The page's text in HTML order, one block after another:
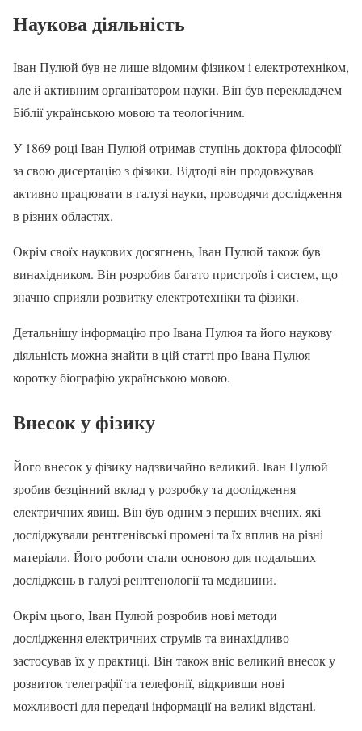
Наукова діяльність
Іван Пулюй був не лише відомим фізиком і електротехніком,
але й активним організатором науки. Він був перекладачем
Біблії українською мовою та теологічним.
У 1869 році Іван Пулюй отримав ступінь доктора філософії
за свою дисертацію з фізики. Відтоді він продовжував
активно працювати в галузі науки, проводячи дослідження
в різних областях.
Окрім своїх наукових досягнень, Іван Пулюй також був
винахідником. Він розробив багато пристроїв і систем, що
значно сприяли розвитку електротехніки та фізики.
Детальнішу інформацію про Івана Пулюя та його наукову
діяльність можна знайти в цій статті про Івана Пулюя
коротку біографію українською мовою.
Внесок у фізику
Його внесок у фізику надзвичайно великий. Іван Пулюй
зробив безцінний вклад у розробку та дослідження
електричних явищ. Він був одним з перших вчених, які
досліджували рентгенівські промені та їх вплив на різні
матеріали. Його роботи стали основою для подальших
досліджень в галузі рентгенології та медицини.
Окрім цього, Іван Пулюй розробив нові методи
дослідження електричних струмів та винахідливо
застосував їх у практиці. Він також вніс великий внесок у
розвиток телеграфії та телефонії, відкривши нові
можливості для передачі інформації на великі відстані.